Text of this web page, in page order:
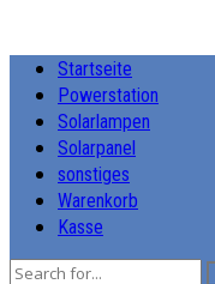
Startseite
Powerstation
Solarlampen
Solarpanel
sonstiges
Warenkorb
Kasse